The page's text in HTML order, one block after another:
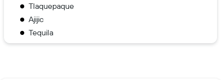
Tlaquepaque
Ajijic
Tequila